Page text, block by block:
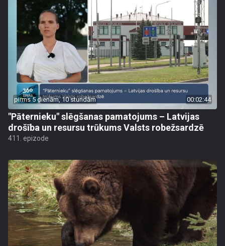
pirms 5 dienām, 10 stundām 00:02:44
"Pāternieku" slēgšanas pamatojums – Latvijas
drošība un resursu trūkums Valsts robežsardzē
411. epizode